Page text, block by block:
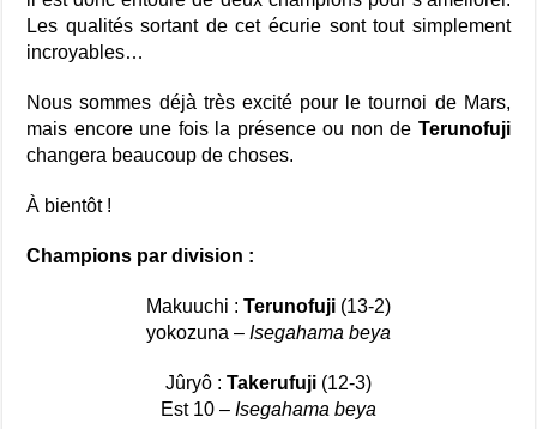
Les qualités sortant de cet écurie sont tout simplement
incroyables…
Nous sommes déjà très excité pour le tournoi de Mars,
mais encore une fois la présence ou non de Terunofuji
changera beaucoup de choses.
À bientôt !
Champions par division :
Makuuchi : Terunofuji (13-2)
yokozuna – Isegahama beya
Jûryô : Takerufuji (12-3)
Est 10 – Isegahama beya